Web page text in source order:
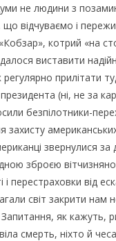
не людини з
відчуваємо і
котрий «на
виставити
прилітати
(ні, не за
безпілотники-
захисту
звернулися
зброєю
перестраховки від
світ закрити нам
як кажуть,
смерть, ніхто й